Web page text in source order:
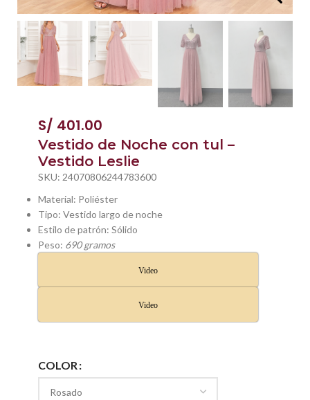
S/ 401.00
Vestido de Noche con tul –
Vestido Leslie
SKU: 24070806244783600
Material: Poliéster
Tipo: Vestido largo de noche
Estilo de patrón: Sólido
Peso: 690 gramos
Video
Video
COLOR